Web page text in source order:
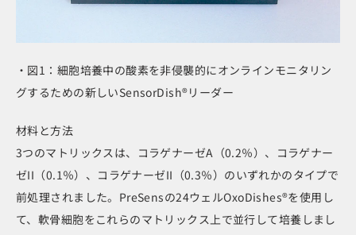
・図1：細胞培養中の酸素を非侵襲的にオンラインモニタリン
グするための新しいSensorDish®リーダー
材料と方法
3つのマトリックスは、コラゲナーゼA（0.2％）、コラゲナー
ゼII（0.1％）、コラゲナーゼII（0.3％）のいずれかのタイプで
前処理されました。PreSensの24ウェルOxoDishes®を使用し
て、軟骨細胞をこれらのマトリックス上で並行して培養しまし